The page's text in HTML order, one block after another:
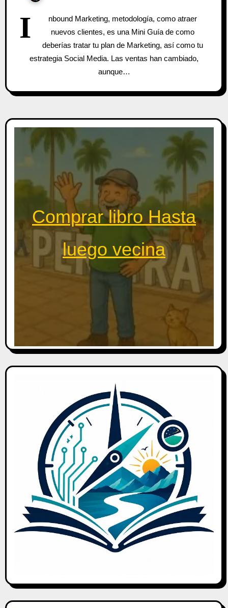
I
nbound Marketing, metodología, como atraer
nuevos clientes, es una Mini Guía de como
deberías tratar tu plan de Marketing, así como tu
estrategia Social Media. Las ventas han cambiado,
aunque…
Comprar libro Hasta
luego vecina